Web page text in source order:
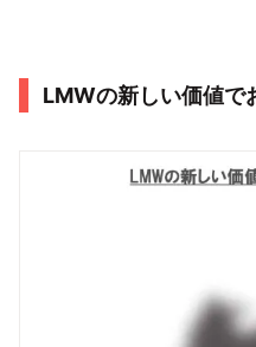
LMWの新しい価値で